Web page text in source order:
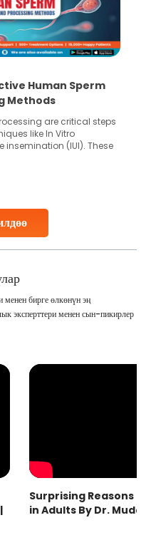
Human Sperm
Methods
are critical steps
like In Vitro
insemination (IUI). These
their dream of
менен бирге өлкөнүн эң
эксперттери менен сын-пикирлер
Surprising Reasons
in Adults By Dr.